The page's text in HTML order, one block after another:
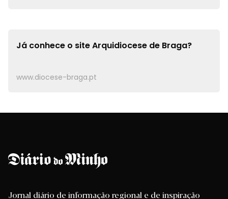
Já conhece o siteArquidiocese de Braga?
www.diocese-braga.pt
Jornal diário de informação regional e de inspiração